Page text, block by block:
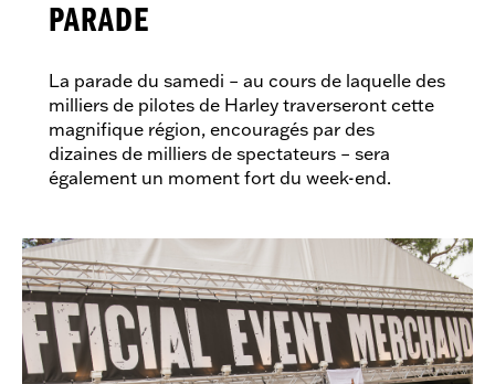
PARADE
La parade du samedi – au cours de laquelle des
milliers de pilotes de Harley traverseront cette
magnifique région, encouragés par des
dizaines de milliers de spectateurs – sera
également un moment fort du week-end.